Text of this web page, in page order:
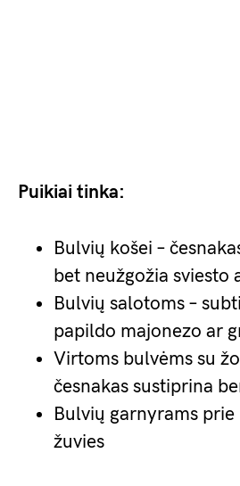
Puikiai tinka:
Bulvių košei –
bet neužgožia sviesto
Bulvių salotoms –
papildo majonezo ar
Virtoms bulvėms su
česnakas sustiprina
Bulvių garnyrams
žuvies